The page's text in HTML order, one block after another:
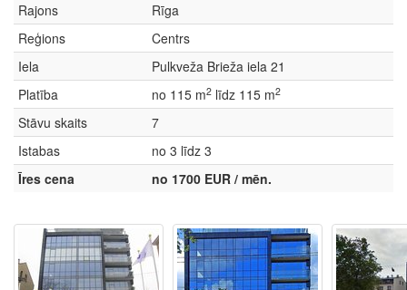
Rajons
Rīga
Reģions
Centrs
Iela
Pulkveža Brieža iela 21
Platība
no 115 m2 līdz 115 m2
Stāvu skaits
7
Istabas
no 3 līdz 3
Īres cena
no 1700 EUR / mēn.